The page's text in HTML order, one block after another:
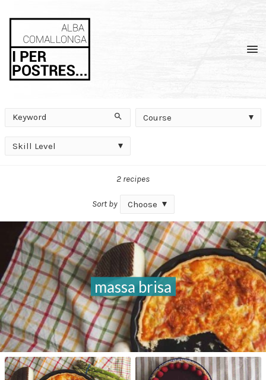
Keyword Search
Course
Course
Skill
Skill Level
2 recipes
Sort by Choose
massa brisa